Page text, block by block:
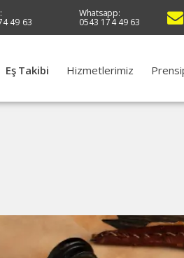
49 63
Whatsapp:
0543 174 49 63
Eş Takibi Hizmetlerimiz